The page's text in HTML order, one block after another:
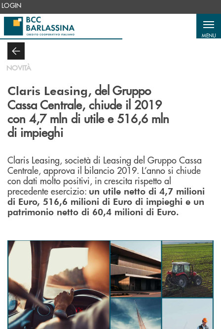
Salta al contenuto principale
LOGIN
MENU
NOVITÀ
Claris Leasing, del Gruppo
Cassa Centrale, chiude il 2019
con 4,7 mln di utile e 516,6 mln
di impieghi
Claris Leasing, società di Leasing del Gruppo Cassa
Centrale, approva il bilancio 2019. L’anno si chiude
con dati molto positivi, in crescita rispetto al
precedente esercizio: un utile netto di 4,7 milioni
di Euro, 516,6 milioni di Euro di impieghi e un
patrimonio netto di 60,4 milioni di Euro.